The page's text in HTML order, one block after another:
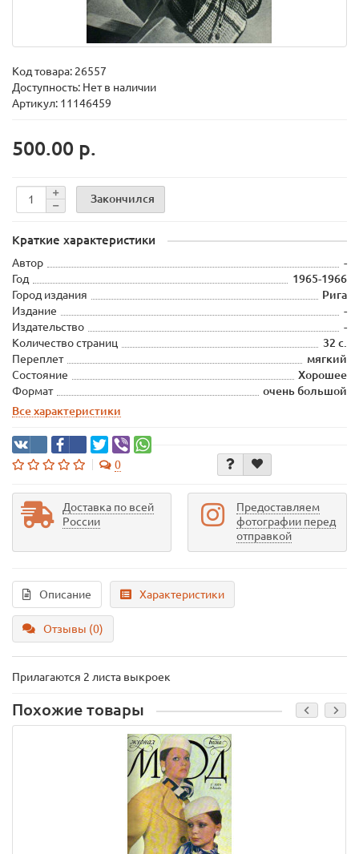
Код товара: 26557
Доступность: Нет в наличии
Артикул: 11146459
500.00 р.
Закончился
Краткие характеристики
Автор
-
Год
1965-1966
Город издания
Рига
Издание
-
Издательство
-
Количество страниц
32 с.
Переплет
мягкий
Состояние
Хорошее
Формат
очень большой
Все характеристики
0
Доставка по всей
России
Предоставляем
фотографии перед
отправкой
Описание Характеристики
Отзывы (0)
Прилагаются 2 листа выкроек
Похожие товары